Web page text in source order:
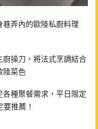
弄內的歐陸私廚料理
操刀，將法式烹調結合
陸菜色
種聚餐需求，平日限定
推薦！